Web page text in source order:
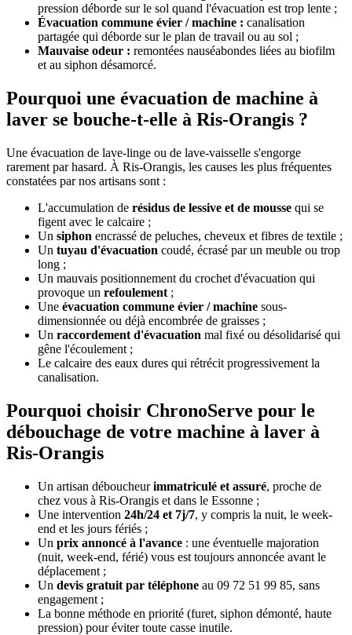
pression déborde sur le sol quand l'évacuation est trop lente ;
Évacuation commune évier / machine : canalisation
partagée qui déborde sur le plan de travail ou au sol ;
Mauvaise odeur : remontées nauséabondes liées au biofilm
et au siphon désamorcé.
Pourquoi une évacuation de machine à
laver se bouche-t-elle à Ris-Orangis ?
Une évacuation de lave-linge ou de lave-vaisselle s'engorge
rarement par hasard. À Ris-Orangis, les causes les plus fréquentes
constatées par nos artisans sont :
L'accumulation de résidus de lessive et de mousse qui se
figent avec le calcaire ;
Un siphon encrassé de peluches, cheveux et fibres de textile ;
Un tuyau d'évacuation coudé, écrasé par un meuble ou trop
long ;
Un mauvais positionnement du crochet d'évacuation qui
provoque un refoulement ;
Une évacuation commune évier / machine sous-
dimensionnée ou déjà encombrée de graisses ;
Un raccordement d'évacuation mal fixé ou désolidarisé qui
gêne l'écoulement ;
Le calcaire des eaux dures qui rétrécit progressivement la
canalisation.
Pourquoi choisir ChronoServe pour le
débouchage de votre machine à laver à
Ris-Orangis
Un artisan déboucheurimmatriculé et assuré, proche de
chez vous à Ris-Orangis et dans le Essonne ;
Une intervention 24h/24 et 7j/7, y compris la nuit, le week-
end et les jours fériés ;
Un prix annoncé à l'avance : une éventuelle majoration
(nuit, week-end, férié) vous est toujours annoncée avant le
déplacement ;
Un devis gratuit par téléphone au 09 72 51 99 85, sans
engagement ;
La bonne méthode en priorité (furet, siphon démonté, haute
pression) pour éviter toute casse inutile.